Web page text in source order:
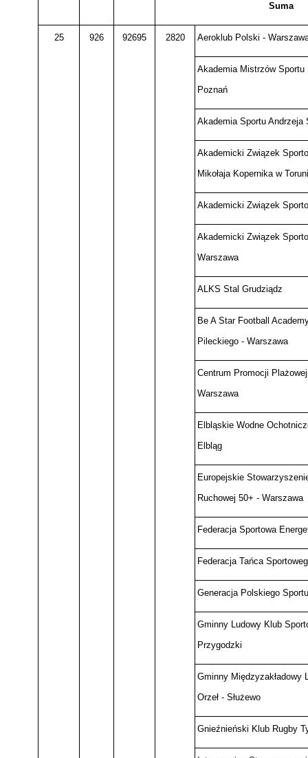
Suma
25 926 92695 2820 Aeroklub Polski -
Akademia Mistrzów
Poznań
Akademia Sportu Andrzeja
Akademicki Związek
Mikołaja Kopernika w
Akademicki Związek
Akademicki Związek
Warszawa
ALKS Stal Grudziądz
Be A Star Football
Pileckiego - Warszawa
Centrum Promocji
Warszawa
Elbląskie Wodne
Elbląg
Europejskie
Ruchowej 50+ - Warszawa
Federacja Sportowa
Federacja Tańca
Generacja Polskiego
Gminny Ludowy Klub
Przygodzki
Gminny Międzyzakładowy
Orzeł - Służewo
Gnieźnieński Klub Rugby